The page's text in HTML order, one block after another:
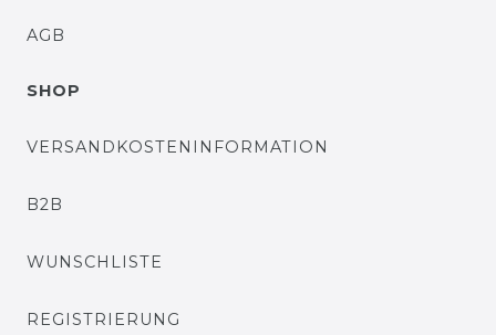
AGB
SHOP
VERSANDKOSTENINFORMATION
B2B
WUNSCHLISTE
REGISTRIERUNG